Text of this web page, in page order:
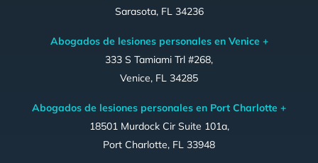
Sarasota, FL 34236
Abogados de lesiones personales en Venice +
333 S Tamiami Trl #268,
Venice, FL 34285
Abogados de lesiones personales en Port Charlotte +
18501 Murdock Cir Suite 101a,
Port Charlotte, FL 33948